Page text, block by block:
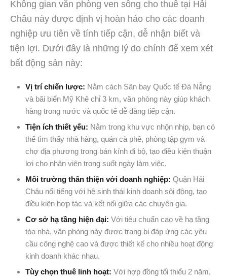
Không gian văn phòng ven sông cho thuê tại Hải
Châu này được định vị hoàn hảo cho các doanh
nghiệp ưu tiên về tính tiếp cận, dễ nhận biết và
tiện lợi. Dưới đây là những lý do chính để xem xét
bất động sản này:
Vị trí chiến lược: Nằm cách Sân bay Quốc tế Đà Nẵng
và bãi biển Mỹ Khê chỉ 3 km, văn phòng này giúp khách
hàng trong nước và quốc tế dễ dàng tiếp cận.
Tiện ích thiết yếu: Nằm trong khu vực nhộn nhịp, bạn có
thể tìm thấy nhà hàng, quán cà phê, phòng tập gym và
chợ địa phương trong bán kính đi bộ, tạo điều kiện thuận
lợi cho nhân viên trong suốt ngày làm việc.
Môi trường thân thiện với doanh nghiệp: Quận Hải
Châu nổi tiếng với hệ sinh thái kinh doanh sôi động, tạo
điều kiện hợp tác và kết nối giữa các chuyên gia.
Cơ sở hạ tầng hiện đại: Với tiêu chuẩn cao về hạ tầng
tòa nhà, văn phòng này được trang bị đáp ứng các yêu
cầu công nghệ cao và được thiết kế cho nhiều hoạt động
kinh doanh khác nhau.
Tùy chọn thuê linh hoạt: Với hợp đồng tối thiểu 2 năm,